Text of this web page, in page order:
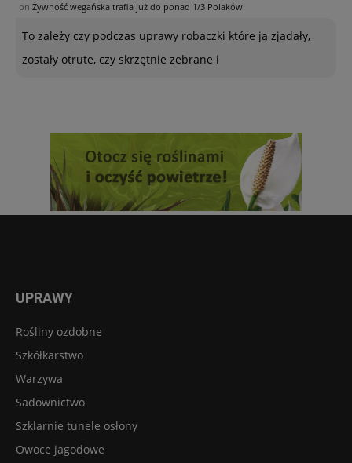
on Żywność wegańska trafia już do ponad 1/3 Polaków
To zależy czy podczas uprawy robaczki które ją zjadały,
zostały otrute, czy skrzętnie zebrane i
UPRAWY
Rośliny ozdobne
Szkółkarstwo
Warzywa
Sadownictwo
Szklarnie tunele osłony
Owoce jagodowe